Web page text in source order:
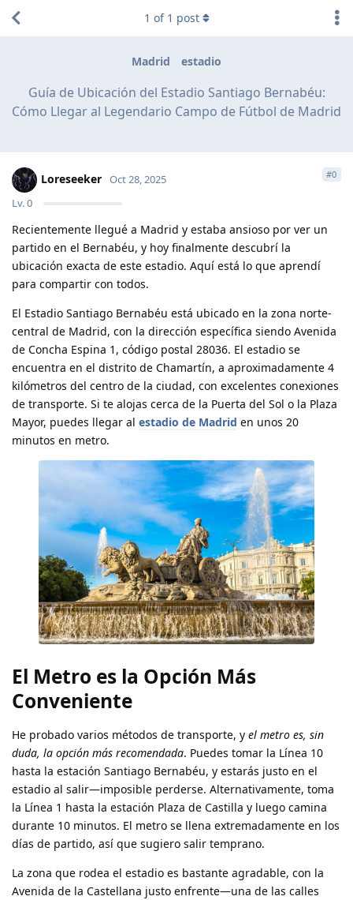
Madrid estadio
Guía de Ubicación del Estadio Santiago Bernabéu:
Cómo Llegar al Legendario Campo de Fútbol de Madrid
1 of 1 post
Loreseeker
Lv.0
Oct 28, 2025 #0
Recientemente llegué a Madrid y estaba ansioso por ver un
partido en el Bernabéu, y hoy finalmente descubrí la
ubicación exacta de este estadio. Aquí está lo que aprendí
para compartir con todos.
El Estadio Santiago Bernabéu está ubicado en la zona norte-
central de Madrid, con la dirección específica siendo Avenida
de Concha Espina 1, código postal 28036. El estadio se
encuentra en el distrito de Chamartín, a aproximadamente 4
kilómetros del centro de la ciudad, con excelentes conexiones
de transporte. Si te alojas cerca de la Puerta del Sol o la Plaza
Mayor, puedes llegar al estadio de Madrid en unos 20
minutos en metro.
El Metro es la Opción Más
Conveniente
He probado varios métodos de transporte, y el metro es, sin
duda, la opción más recomendada. Puedes tomar la Línea 10
hasta la estación Santiago Bernabéu, y estarás justo en el
estadio al salir—imposible perderse. Alternativamente, toma
la Línea 1 hasta la estación Plaza de Castilla y luego camina
durante 10 minutos. El metro se llena extremadamente en los
días de partido, así que sugiero salir temprano.
La zona que rodea el estadio es bastante agradable, con la
Avenida de la Castellana justo enfrente—una de las calles